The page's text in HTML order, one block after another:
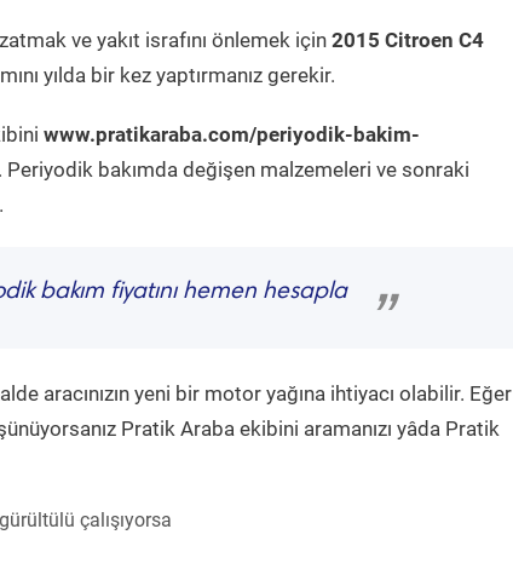
ve yakıt israfını önlemek için 2015 Citroen C4
yılda bir kez yaptırmanız gerekir.
www.pratikaraba.com/periyodik-bakim-
bakımda değişen malzemeleri ve sonraki
bakım fiyatını hemen hesapla
”
aracınızın yeni bir motor yağına ihtiyacı olabilir. Eğer
Pratik Araba ekibini aramanızı yâda Pratik
çalışıyorsa